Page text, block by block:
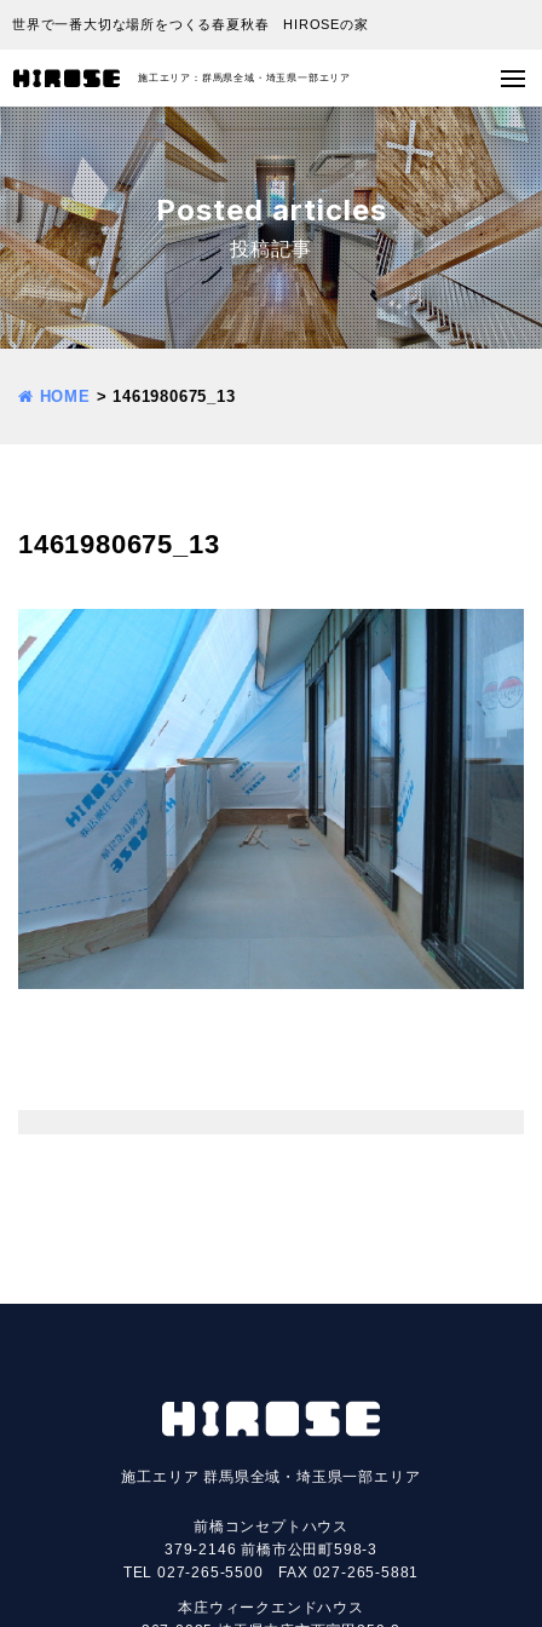
世界で一番大切な場所をつくる春夏秋春 HIROSEの家
施工エリア：群馬県全域・埼玉県一部エリア
Posted articles
投稿記事
HOME >1461980675_13
1461980675_13
施工エリア群馬県全域・埼玉県一部エリア
前橋コンセプトハウス
379-2146 前橋市公田町598-3
TEL 027-265-5500 FAX 027-265-5881
本庄ウィークエンドハウス